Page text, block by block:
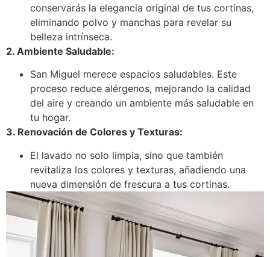
conservarás la elegancia original de tus cortinas,
eliminando polvo y manchas para revelar su
belleza intrínseca.
2. Ambiente Saludable:
San Miguel merece espacios saludables. Este
proceso reduce alérgenos, mejorando la calidad
del aire y creando un ambiente más saludable en
tu hogar.
3. Renovación de Colores y Texturas:
El lavado no solo limpia, sino que también
revitaliza los colores y texturas, añadiendo una
nueva dimensión de frescura a tus cortinas.